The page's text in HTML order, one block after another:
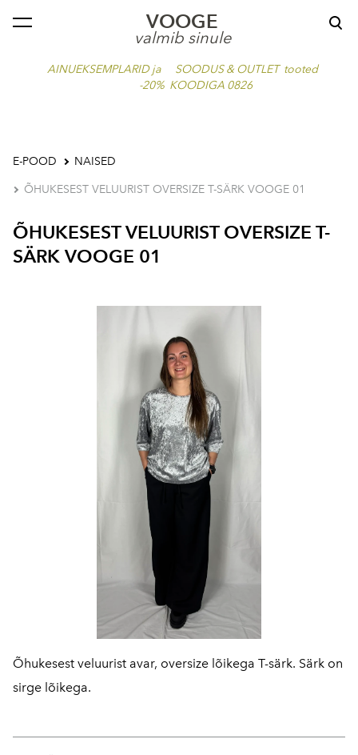
VOOGE
valmib sinule
AINUEKSEMPLARID ja SOODUS & OUTLET tooted
-20% KOODIGA 0826
lisati ostukorvi. Vaata ostukorvi
E-POOD NAISED
ÕHUKESEST VELUURIST OVERSIZE T-SÄRK VOOGE 01
ÕHUKESEST VELUURIST OVERSIZE T-
SÄRK VOOGE 01
Õhukesest veluurist avar, oversize lõikega T-särk. Särk on
sirge lõikega.